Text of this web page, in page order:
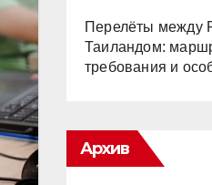
Перелёты между
Таиландом:
требования и
Архив